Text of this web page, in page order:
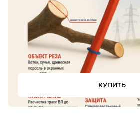
Щит вертикальный
АнтиТок
КУПИТЬ